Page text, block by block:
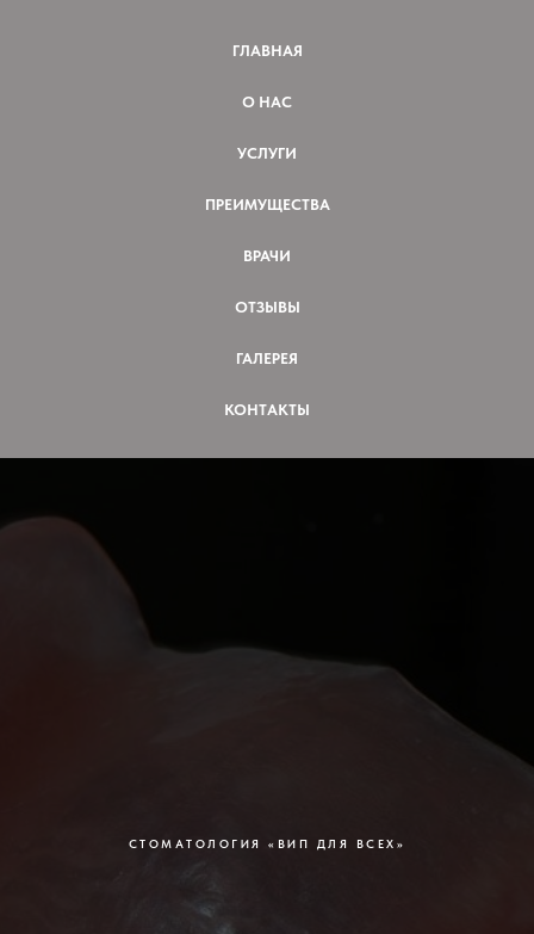
ГЛАВНАЯ
О НАС
УСЛУГИ
ПРЕИМУЩЕСТВА
ВРАЧИ
ОТЗЫВЫ
ГАЛЕРЕЯ
КОНТАКТЫ
СТОМАТОЛОГИЯ «ВИП ДЛЯ ВСЕХ»